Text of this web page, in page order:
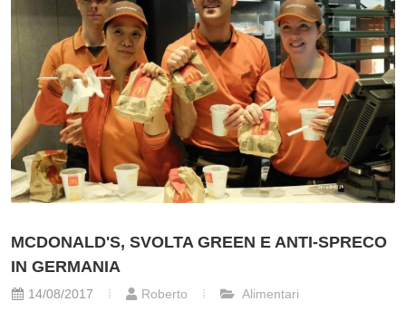
MCDONALD'S, SVOLTA GREEN E ANTI-SPRECO
IN GERMANIA
14/08/2017 Roberto Alimentari